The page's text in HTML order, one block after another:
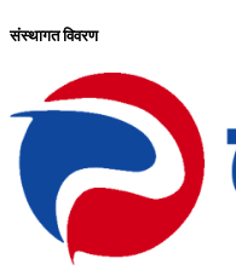
संस्थागत विवरण